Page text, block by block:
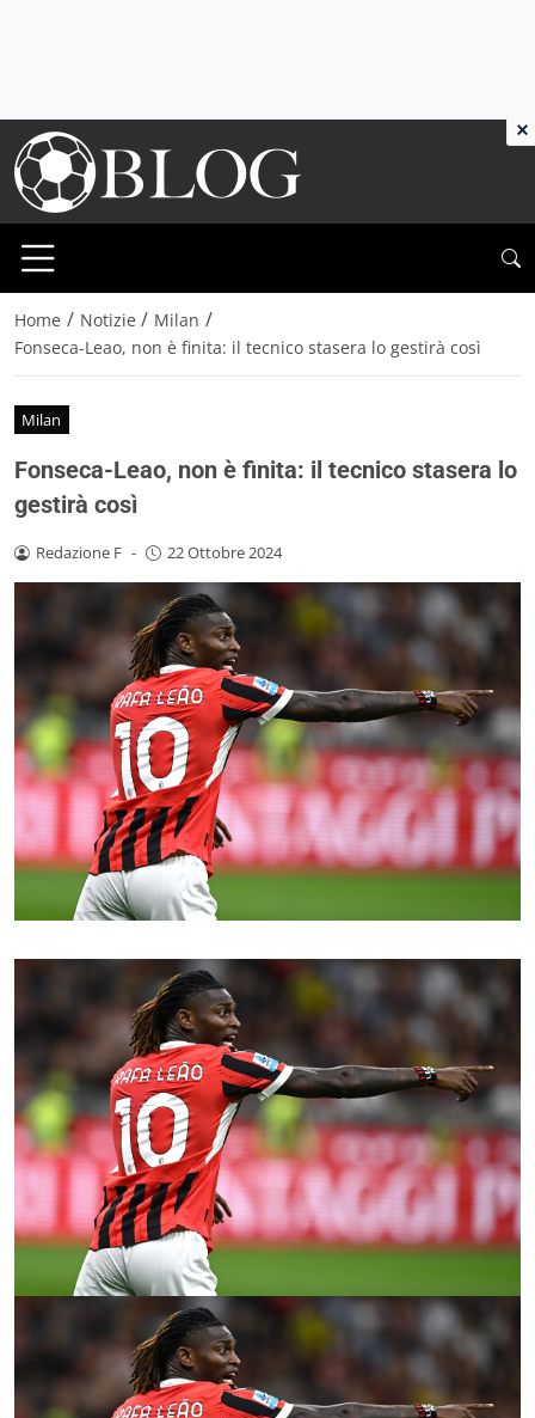
Home / Notizie / Milan /
Fonseca-Leao, non è finita: il tecnico stasera lo gestirà così
Milan
Fonseca-Leao, non è finita: il tecnico stasera lo
gestirà così
Redazione F - 22 Ottobre 2024
×